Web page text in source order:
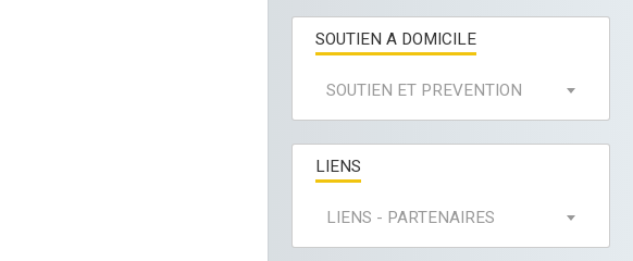
SOUTIEN A DOMICILE
SOUTIEN ET PREVENTION
LIENS
LIENS - PARTENAIRES